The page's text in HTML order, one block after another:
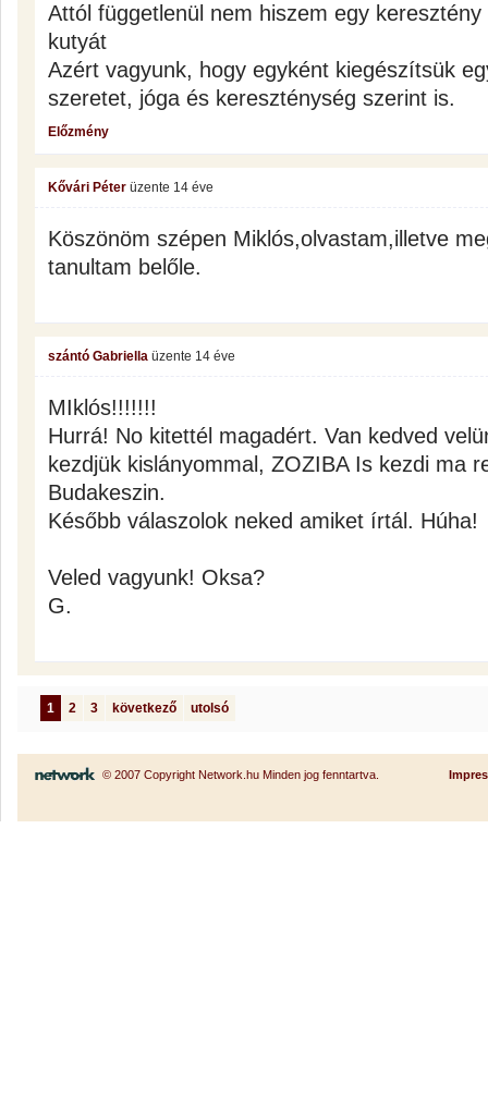
Attól függetlenül nem hiszem egy
kutyát
Azért vagyunk, hogy egyként kiegészítsük
szeretet, jóga és kereszténység szerint is.
Előzmény
Kővári Péter üzente 14 éve
Köszönöm szépen Miklós,olvastam,illetve
tanultam belőle.
szántó Gabriella üzente 14 éve
MIklós!!!!!!!
Hurrá! No kitettél magadért. Van kedved
kezdjük kislányommal, ZOZIBA Is kezdi ma
Budakeszin.
Később válaszolok neked amiket írtál. Húha!
Veled vagyunk! Oksa?
G.
1 2 3 következő utolsó
© 2007 Copyright Network.hu Minden jog fenntartva.